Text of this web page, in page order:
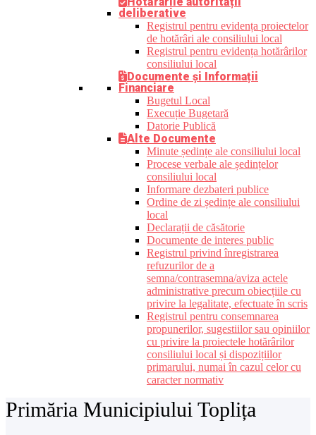
deliberative
Registrul pentru evidența proiectelor
de hotărâri ale consiliului local
Registrul pentru evidența hotărârilor
consiliului local
Documente și Informații
Financiare
Bugetul Local
Execuție Bugetară
Datorie Publică
Alte Documente
Minute ședințe ale consiliului local
Procese verbale ale ședințelor
consiliului local
Informare dezbateri publice
Ordine de zi ședințe ale consiliului
local
Declarații de căsătorie
Documente de interes public
Registrul privind înregistrarea
refuzurilor de a
semna/contrasemna/aviza actele
administrative precum obiecțiile cu
privire la legalitate, efectuate în scris
Registrul pentru consemnarea
propunerilor, sugestiilor sau opiniilor
cu privire la proiectele hotărârilor
consiliului local și dispozițiilor
primarului, numai în cazul celor cu
caracter normativ
Primăria Municipiului Toplița